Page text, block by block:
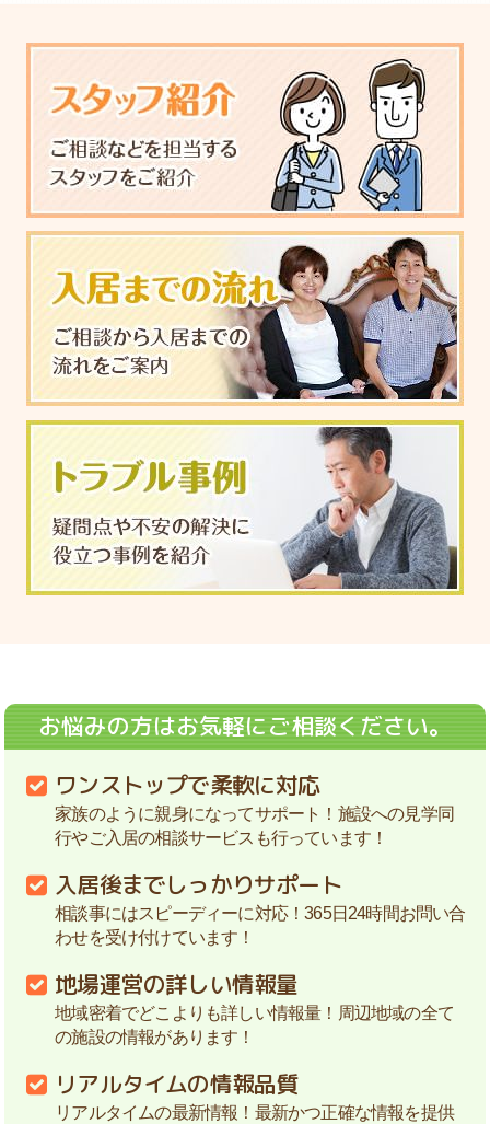
お悩みの方はお気軽にご相談ください。
ワンストップで柔軟に対応
家族のように親身になってサポート！施設への見学同
行やご入居の相談サービスも行っています！
入居後までしっかりサポート
相談事にはスピーディーに対応！365日24時間お問い合
わせを受け付けています！
地場運営の詳しい情報量
地域密着でどこよりも詳しい情報量！周辺地域の全て
の施設の情報があります！
リアルタイムの情報品質
リアルタイムの最新情報！最新かつ正確な情報を提供